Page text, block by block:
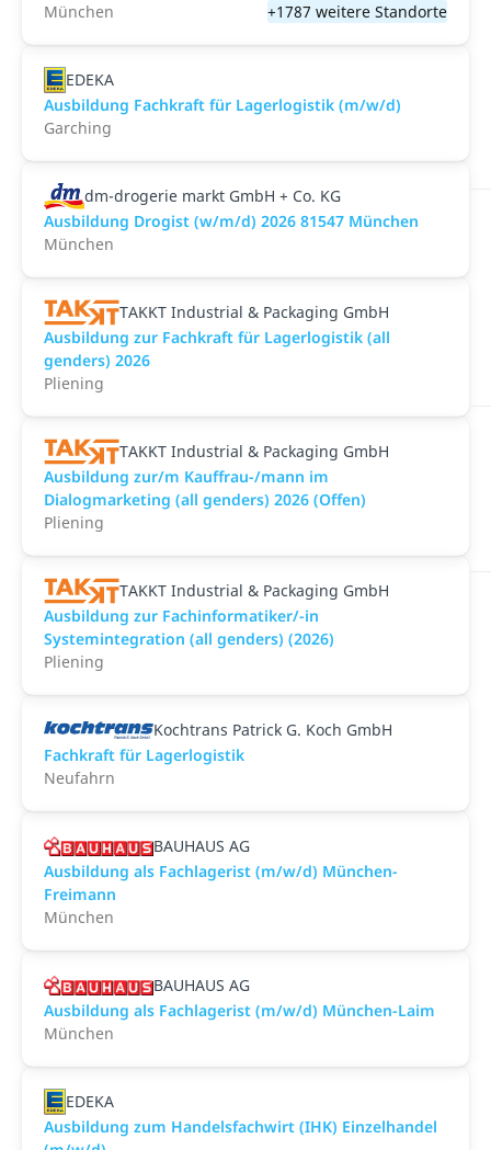
München
+1787 weitere Standorte
EDEKA
Ausbildung Fachkraft für Lagerlogistik (m/w/d)
Garching
dm-drogerie markt GmbH + Co. KG
Ausbildung Drogist (w/m/d) 2026 81547 München
München
TAKKT Industrial & Packaging GmbH
Ausbildung zur Fachkraft für Lagerlogistik (all
genders) 2026
Pliening
TAKKT Industrial & Packaging GmbH
Ausbildung zur/m Kauffrau-/mann im
Dialogmarketing (all genders) 2026 (Offen)
Pliening
TAKKT Industrial & Packaging GmbH
Ausbildung zur Fachinformatiker/-in
Systemintegration (all genders) (2026)
Pliening
Kochtrans Patrick G. Koch GmbH
Fachkraft für Lagerlogistik
Neufahrn
BAUHAUS AG
Ausbildung als Fachlagerist (m/w/d) München-
Freimann
München
BAUHAUS AG
Ausbildung als Fachlagerist (m/w/d) München-Laim
München
EDEKA
Ausbildung zum Handelsfachwirt (IHK) Einzelhandel